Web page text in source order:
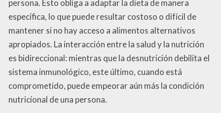
persona. Esto obliga a adaptar la dieta de manera
específica, lo que puede resultar costoso o difícil de
mantener si no hay acceso a alimentos alternativos
apropiados. La interacción entre la salud y la nutrición
es bidireccional: mientras que la desnutrición debilita el
sistema inmunológico, este último, cuando está
comprometido, puede empeorar aún más la condición
nutricional de una persona.